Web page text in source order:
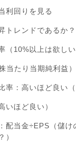
利回りを見る
トレンドであるか？
（10%以上は欲しい
当たり当期純利益）
率：高いほど良い（
いほど良い）
配当金÷EPS（儲け
）